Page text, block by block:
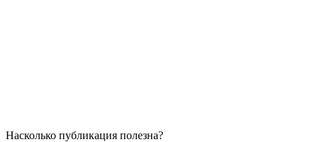
Насколько публикация полезна?